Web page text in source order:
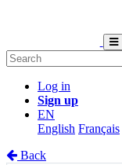
Log in
Sign up
EN
English Français
Back